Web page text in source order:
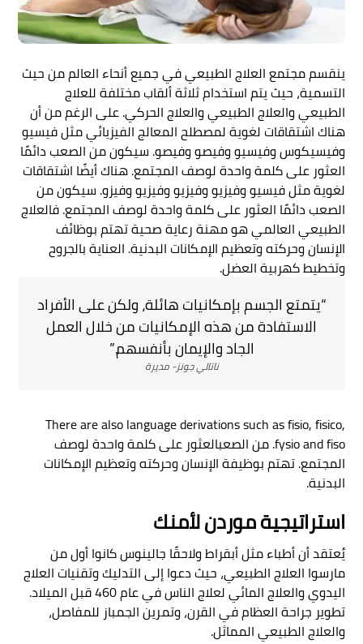
ينقسم مجتمع العلاج الطبيعي في جميع أنحاء العالم من حيث
التسمية، حيث يتم استخدام ثلاثة ألقاب مختلفة للعلاج
الطبيعي والعلاج الطبيعي والعلاج الحركي. على الرغم من أن
هناك اشتقاقات لغوية لمصطلح المعالج الفيزيائي مثل فيسيو
وفيسيكوس وفيسيو وفيصو وفيصو. سيكون من الصعب دائمًا
العثور على كلمة واحدة لوصف المجتمع. هناك أيضًا اشتقاقات
لغوية مثل فيسيو وفيزيو وفيزيو وفيزيو وفيزو. سيكون من
الصعب دائمًا العثور على كلمة واحدة لوصف المجتمع.فالعلاج
الطبيعي العالمي هو مهنة رعاية صحيةتهتم بوظائف
الإنسان وحركته وتعظيم الإمكانات البدنية. العناية بالجروح
وتخطيط كهربية العضل.
“يتمتع الجسم بإمكانيات هائلة، ولكن على الأفراد
الاستفادة من هذه الإمكانيات من خلال العمل
الجاد والإيمان بأنفسهم.”
ناتالي جونز-مديرة
There are also language derivations such as fisio, fisico,
fysio and fiso. من الصعبالعثور على كلمة واحدة لوصف
المجتمع. تهتم بوظيفة الإنسان وحركته وتعظيم الإمكانات
البدنية.
استراتيجية موردن لأمنك
يُعتقد أن أطباء مثل أبقراط ولاحقًا جالينوس كانوا أول من
مارسوا العلاج الطبيعي، حيث دعوا إلى التدليكوتقنيات العلاج
اليدوي والعلاج المائي
لعلاج الناس في عام 460 قبل الميلاد.
تطوير جراحة العظام في القرن، وتمرين الجمباز للمفاصل،
والعلاج الطبيعي المماثل.